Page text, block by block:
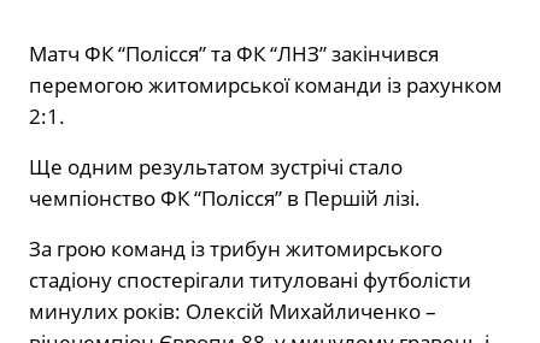
Матч ФК “Полісся” та ФК “ЛНЗ” закінчився
перемогою житомирської команди із рахунком
2:1.
Ще одним результатом зустрічі стало
чемпіонство ФК “Полісся” в Першій лізі.
За грою команд із трибун житомирського
стадіону спостерігали титуловані футболісти
минулих років: Олексій Михайличенко –